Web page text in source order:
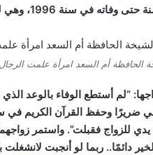
الحافظة أم السعد امرأة علمت
“لم أستطع الوفاء بالوعد
ضريرًا وحفظ القرآن الكريم
للزواج فقبلت”. واستمر
دائمًا.. ربما لو أنجبت لانشغلت